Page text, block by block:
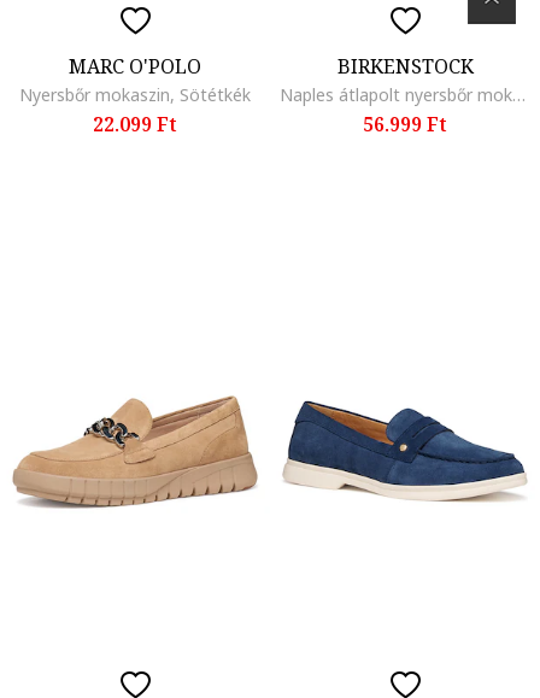
MARC O'POLO
Nyersbőr mokaszin, Sötétkék
22.099 Ft
BIRKENSTOCK
Naples átlapolt nyersbőr mokaszin, Halvány rózsaszín
56.999 Ft